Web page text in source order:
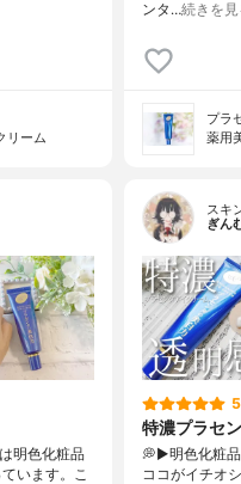
リーム
ンタ…続きを見
プラ
薬用
明色化粧品
います。こ
スキ
ぎん
特濃プラセ
💭▶️明色化粧
ココがイチオ